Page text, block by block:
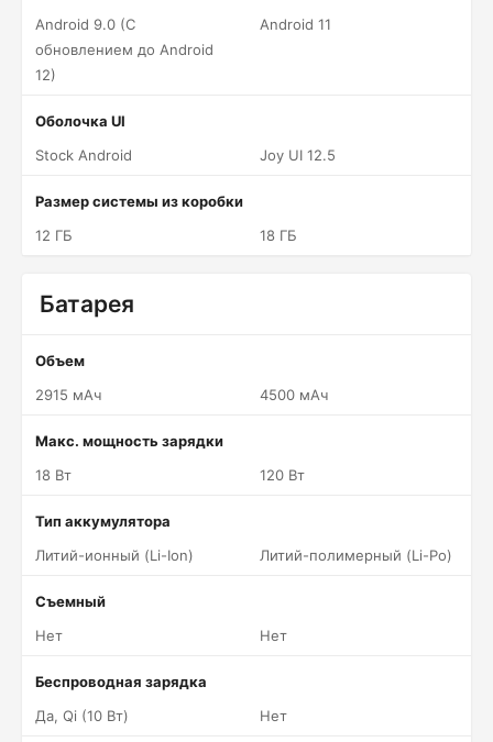
Android 9.0 (С
обновлением до Android
12)
Android 11
Оболочка UI
Stock Android
Joy UI 12.5
Размер системы из коробки
12 ГБ
18 ГБ
Батарея
Объем
2915 мАч
4500 мАч
Макс. мощность зарядки
18 Вт
120 Вт
Тип аккумулятора
Литий-ионный (Li-Ion)
Литий-полимерный (Li-Po)
Съемный
Нет
Нет
Беспроводная зарядка
Да, Qi (10 Вт)
Нет